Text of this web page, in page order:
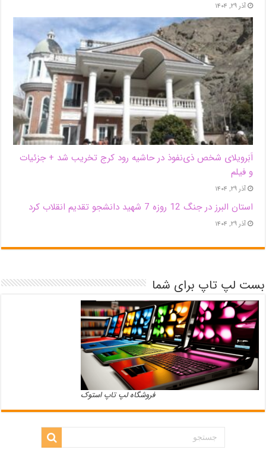
آذر ۲۹, ۱۴۰۴
اَبَر‌ویلای شخص ذی‌نفوذ در حاشیه‌ رود کرج تخریب شد + جزئیات
و فیلم
آذر ۲۹, ۱۴۰۴
استان البرز در جنگ 12 روزه 7 شهید دانشجو تقدیم انقلاب کرد
آذر ۲۹, ۱۴۰۴
بست لپ تاپ برای شما
فروشگاه لپ تاپ استوک